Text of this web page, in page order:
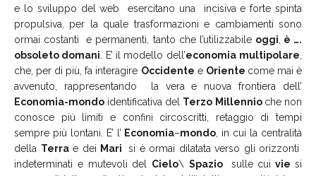
e lo sviluppo del web esercitano una incisiva e forte spinta
propulsiva, per la quale trasformazioni e cambiamenti sono
ormai costanti e permanenti, tanto che l’utilizzabile oggi, è ….
obsoleto domani. E’ il modello dell’economia multipolare,
che, per di più, fa interagire Occidente e Oriente come mai è
avvenuto, rappresentando la vera e nuova frontiera dell’
Economia-mondo identificativa del Terzo Millennio che non
conosce più limiti e confini circoscritti, retaggio di tempi
sempre più lontani. E’ l’ Economia–mondo, in cui la centralità
della Terrae dei Mari si è ormai dilatata verso gli orizzonti
indeterminati e mutevoli del Cielo\Spazio sulle cui viesi